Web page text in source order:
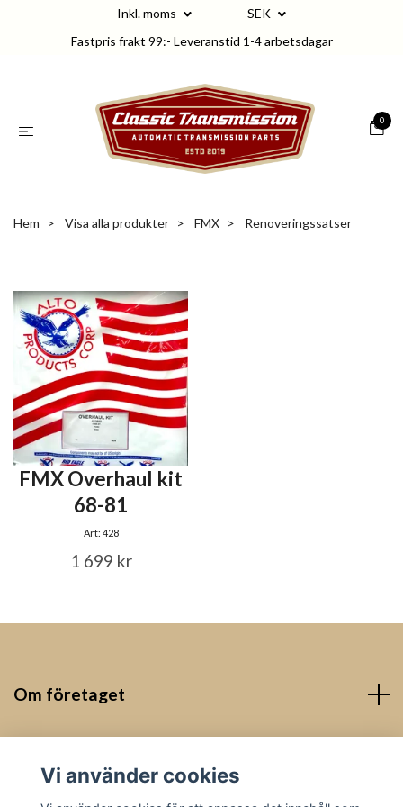
Inkl. moms
SEK
Fastpris frakt 99:- Leveranstid 1-4 arbetsdagar
0
Hem Visa alla produkter FMX Renoveringssatser
FMX Overhaul kit
68-81
Art: 428
1 699 kr
Om företaget
Vi använder cookies